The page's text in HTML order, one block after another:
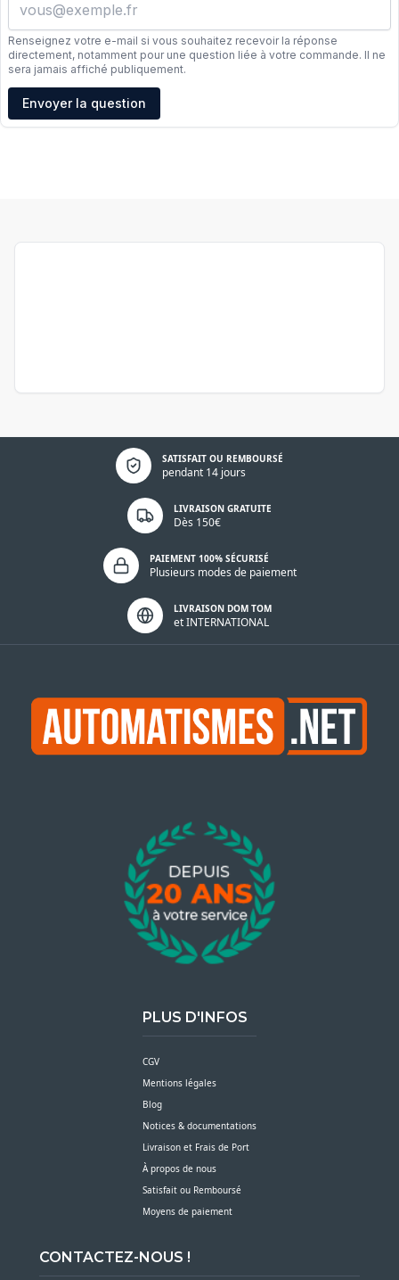
Renseignez votre e-mail si vous souhaitez recevoir la réponse
directement, notamment pour une question liée à votre commande. Il ne
sera jamais affiché publiquement.
Adresse e-mail
Envoyer la question
SATISFAIT OU REMBOURSÉ
pendant 14 jours
Politique de confidentialité
LIVRAISON GRATUITE
Dès 150€
PAIEMENT 100% SÉCURISÉ
Plusieurs modes de paiement
LIVRAISON DOM TOM
et INTERNATIONAL
PLUS D'INFOS
CGV
Mentions légales
Blog
Notices & documentations
Livraison et Frais de Port
À propos de nous
Satisfait ou Remboursé
Moyens de paiement
CONTACTEZ-NOUS !